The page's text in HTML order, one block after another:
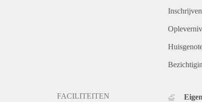
FACILITEITEN